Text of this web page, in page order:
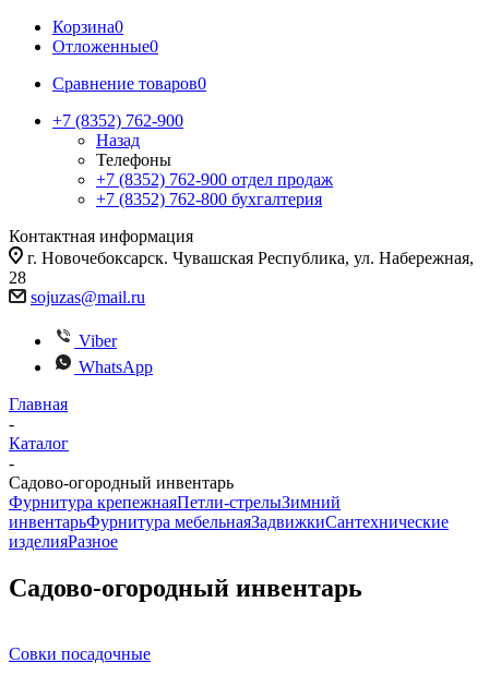
Корзина0
Отложенные0
Сравнение товаров0
+7 (8352) 762-900
Назад
Телефоны
+7 (8352) 762-900 отдел продаж
+7 (8352) 762-800 бухгалтерия
Контактная информация
г. Новочебоксарск. Чувашская Республика, ул. Набережная,
28
sojuzas@mail.ru
Viber
WhatsApp
Главная
-
Каталог
-
Садово-огородный инвентарь
Фурнитура крепежнаяПетли-стрелыЗимний
инвентарьФурнитура мебельнаяЗадвижкиСантехнические
изделияРазное
Садово-огородный инвентарь
Совки посадочные